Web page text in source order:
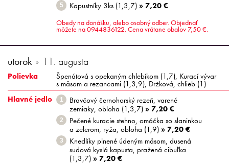
5 Kapustníky 3ks (1,3,7) » 7,20 €
Obedy na donášku, alebo osobný odber. Objednať
môžete na 0944836122. Cena vrátane obalov 7,50 €.
utorok 11. augusta
Polievka Špenátová s opekaným chlebíkom (1,7), Kurací vývar
s mäsom a rezancami (1,3,9), Držková, chlieb (1)
Hlavné jedlo
1
Bravčový černohorský rezeň, varené
zemiaky, obloha (1,3,7) » 7,20 €
2
Pečené kuracie stehno, omáčka so slaninkou
a zelerom, ryža, obloha (1,9) » 7,20 €
3
Knedlíky plnené údeným mäsom, dusená
sudová kyslá kapusta, pražená cibuľka
(1,3,7) » 7,20 €